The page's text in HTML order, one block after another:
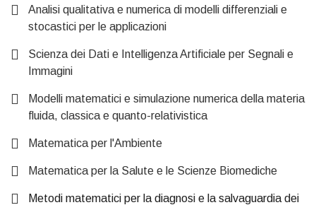
Analisi qualitativa e numerica di modelli differenziali e
stocastici per le applicazioni
Scienza dei Dati e Intelligenza Artificiale per Segnali e
Immagini
Modelli matematici e simulazione numerica della materia
fluida, classica e quanto-relativistica
Matematica per l'Ambiente
Matematica per la Salute e le Scienze Biomediche
Metodi matematici per la diagnosi e la salvaguardia dei